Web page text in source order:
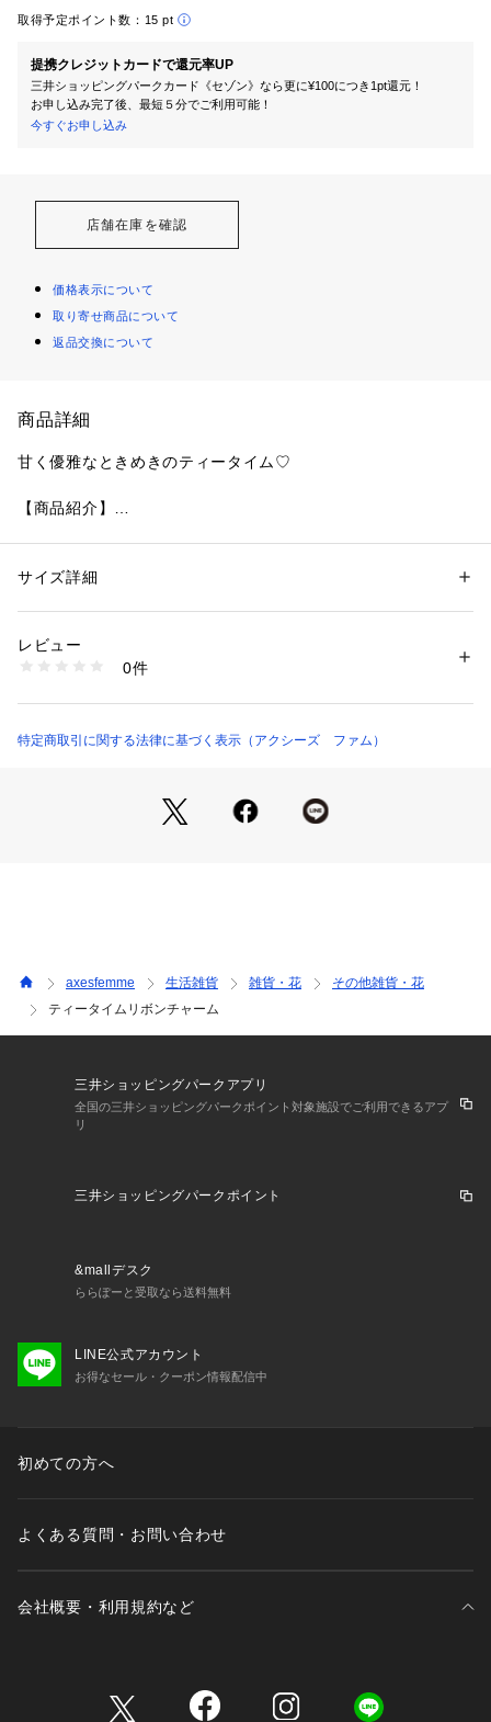
取得予定ポイント数： 15 pt
提携クレジットカードで還元率UP
三井ショッピングパークカード《セゾン》なら更に¥100につき1pt還元！
お申し込み完了後、最短５分でご利用可能！
今すぐお申し込み
店舗在庫を確認
価格表示について
取り寄せ商品について
返品交換について
商品詳細
甘く優雅なときめきのティータイム♡
【商品紹介】
を合わせて、上品で落ち着いたデザインに。
クッキーモチーフにはギンガムチェックリボンを合わせて、明
合わせて見せ方を変えても◎
同じモチーフを使用したクッキーモチーフポシェット
ティータイムモチーフリング
ティータイムマルチクリップ
を合わせて、よりロマンティックに仕上げるのもおすすめで
性別：レディース
素材：本体:キャスト、 :アクリル、 :エポキシ樹脂、 :ポリエステル
商品番号：
BL639X114 （ショップ）
サイズ詳細
レビュー
0件
特定商取引に関する法律に基づく表示（アクシーズ ファム）
axesfemme 生活雑貨 雑貨・花
その他雑貨・花
ティータイムリボンチャーム
三井ショッピングパークアプリ
全国の三井ショッピングパークポイント対象施設でご利用できるアプ
リ
三井ショッピングパークポイント
&mallデスク
ららぽーと受取なら送料無料
LINE公式アカウント
お得なセール・クーポン情報配信中
初めての方へ
よくある質問・お問い合わせ
会社概要・利用規約など